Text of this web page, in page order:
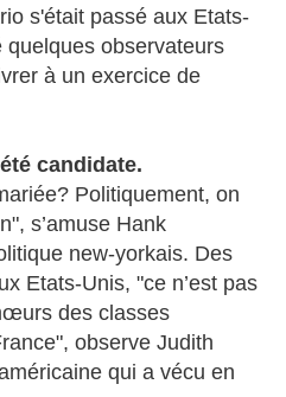
s'était passé aux Etats-
observateurs
à un exercice de
candidate.
Politiquement, on
s’amuse Hank
new-yorkais. Des
Etats-Unis, "ce n’est pas
des classes
observe Judith
qui a vécu en